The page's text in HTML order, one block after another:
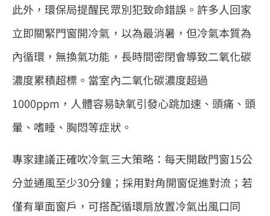
此外，環保局提醒民眾別犯致命錯誤。許多人回家
立即關緊門窗開冷氣，以為最消暑，但冷氣本質為
內循環，無換氣功能，長時間密閉會導致二氧化碳
濃度累積超標。當室內二氧化碳濃度超過
1000ppm，人體容易缺氧引發心跳加速、頭痛、頭
暈、嗜睡、胸悶等症狀。
專家建議正確吹冷氣三大策略：每天開啟門窗15公
分並通風至少30分鐘；採用對角開窗促進對流；若
僅有單面窗戶，可搭配循環扇放置冷氣出風口同